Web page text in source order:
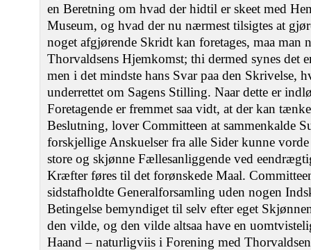
en Beretning om hvad der hidtil er skeet med
Museum, og hvad der nu nærmest tilsigtes at
noget afgjørende Skridt kan foretages, maa
Thorvaldsens Hjemkomst; thi dermed synes det
men i det mindste hans Svar paa den Skrivelse,
underrettet om Sagens Stilling. Naar dette er
Foretagende er fremmet saa vidt, at der kan
Beslutning, lover Committeen at sammenkalde
forskjellige Anskuelser fra alle Sider kunne
store og skjønne Fællesanliggende ved
Kræfter føres til det forønskede Maal.
sidstafholdte Generalforsamling uden nogen
Betingelse bemyndiget til selv efter eget
den vilde, og den vilde altsaa have en
Haand – naturligviis i Forening med